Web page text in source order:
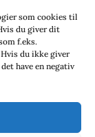
som cookies til
du giver dit
f.eks.
du ikke giver
have en negativ